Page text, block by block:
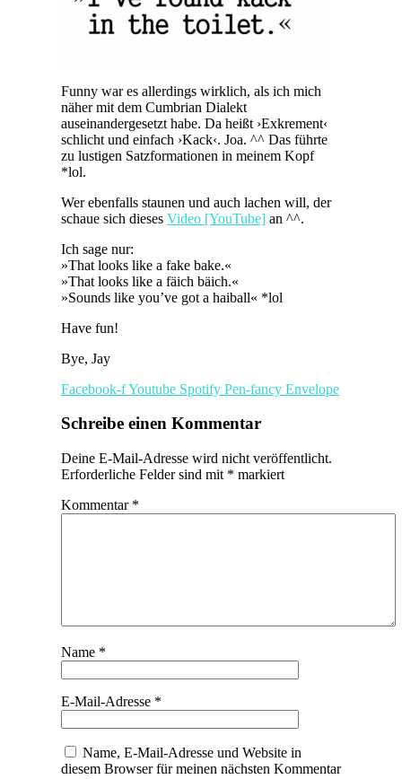
Funny war es allerdings wirklich, als ich mich
näher mit dem Cumbrian Dialekt
auseinandergesetzt habe. Da heißt ›Exkrement‹
schlicht und einfach ›Kack‹. Joa. ^^ Das führte
zu lustigen Satzformationen in meinem Kopf
*lol.
Wer ebenfalls staunen und auch lachen will, der
schaue sich dieses Video [YouTube] an ^^.
Ich sage nur:
»That looks like a fake bake.«
»That looks like a fäich bäich.«
»Sounds like you’ve got a haiball« *lol
Have fun!
Bye, Jay
Facebook-fYoutube Spotify Pen-fancy Envelope
Schreibe einen Kommentar
Deine E-Mail-Adresse wird nicht veröffentlicht.
Erforderliche Felder sind mit * markiert
Kommentar *
Name *
E-Mail-Adresse *
Name, E-Mail-Adresse und Website in
diesem Browser für meinen nächsten Kommentar